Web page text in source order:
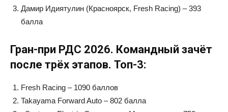
Дамир Идиятулин (Красноярск, Fresh Racing) – 393
балла
Гран-при РДС 2026. Командный зачёт
после трёх этапов. Топ-3:
Fresh Racing – 1090 баллов
Takayama Forward Auto – 802 балла